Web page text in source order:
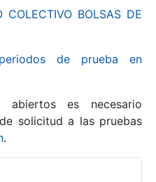
BOLSAS DE
de prueba en
es necesario
solicitud a las pruebas
.